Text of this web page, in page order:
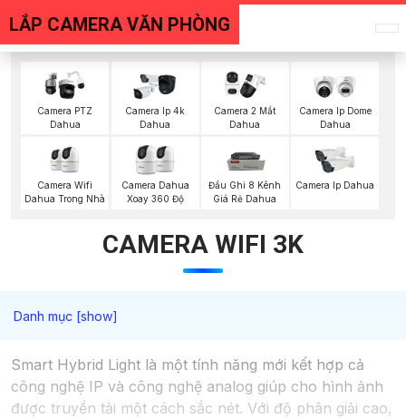
LẮP CAMERA VĂN PHÒNG
Camera PTZ
Dahua
Camera Ip 4k
Dahua
Camera 2 Mắt
Dahua
Camera Ip Dome
Dahua
Camera Wifi
Dahua Trong Nhà
Camera Dahua
Xoay 360 Độ
Đầu Ghi 8 Kênh
Giá Rẻ Dahua
Camera Ip Dahua
CAMERA WIFI 3K
Smart Hybrid Light là một tính năng mới kết hợp cả
công nghệ IP và công nghệ analog giúp cho hình ảnh
được truyền tải một cách sắc nét. Với độ phân giải cao,